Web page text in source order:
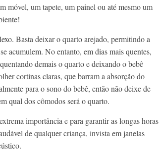
móvel, um tapete, um painel ou até mesmo um
Basta deixar o quarto arejado, permitindo a
acumulem. No entanto, em dias mais quentes,
demais o quarto e deixando o bebê
cortinas claras, que barram a absorção do
para o sono do bebê, então não deixe de
qual dos cômodos será o quarto.
importância e para garantir as longas horas
de qualquer criança, invista em janelas